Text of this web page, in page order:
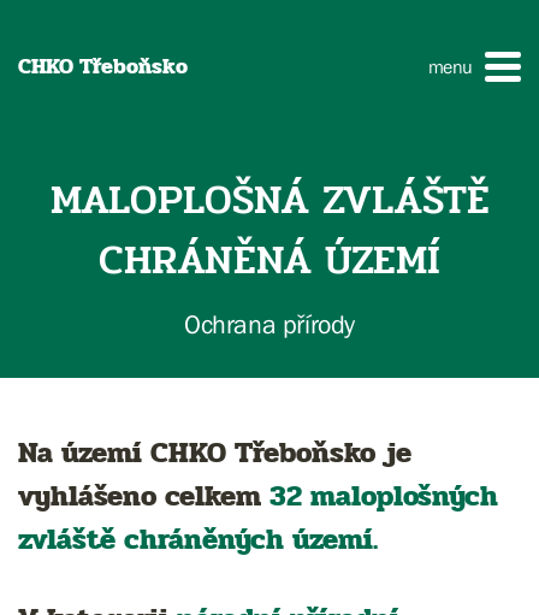
CHKO Třeboňsko menu
MALOPLOŠNÁ ZVLÁŠTĚ
CHRÁNĚNÁ ÚZEMÍ
Ochrana přírody
Na území CHKO Třeboňsko je
vyhlášeno celkem32 maloplošných
zvláště chráněných území.